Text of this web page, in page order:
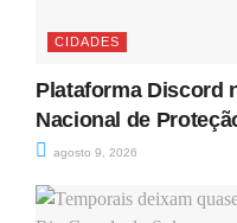
CIDADES
Plataforma Discord
Nacional de
agosto 9, 2026